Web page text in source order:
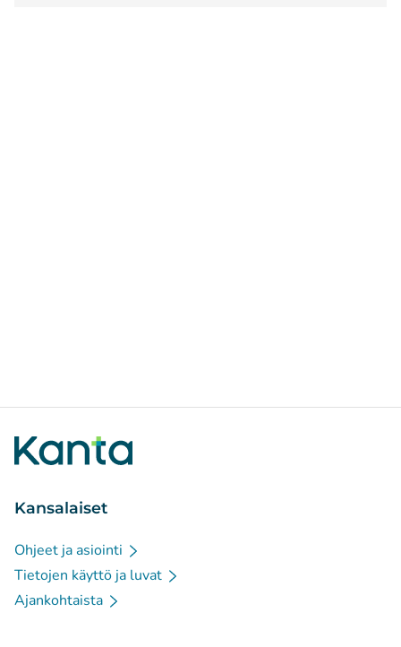
Kansalaiset
Ohjeet ja asiointi
Tietojen käyttö ja luvat
Ajankohtaista